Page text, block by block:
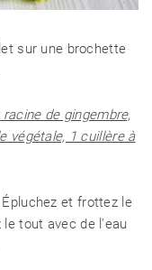
sur une brochette
de gingembre,
végétale, 1 cuillère à
et frottez le
tout avec de l'eau